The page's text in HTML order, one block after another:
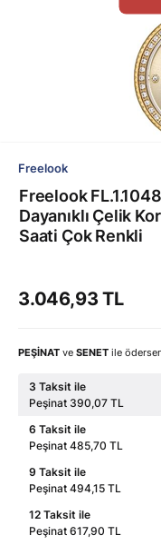
Freelook
Freelook
Dayanıklı Çelik
Saati Çok Renkli
3.046,93 TL
PEŞİNAT ve SENET ile
3 Taksit ile
Peşinat 390,07 TL
6 Taksit ile
Peşinat 485,70 TL
9 Taksit ile
Peşinat 494,15 TL
12 Taksit ile
Peşinat 617,90 TL